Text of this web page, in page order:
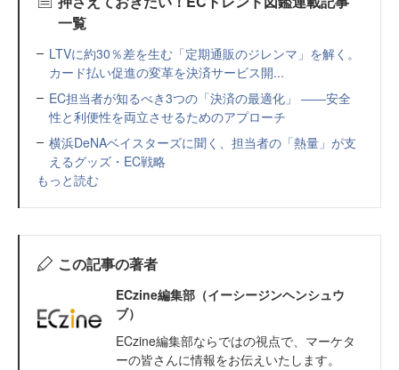
一覧
LTVに約30％差を生む「定期通販のジレンマ」を解く。
カード払い促進の変革を決済サービス開...
EC担当者が知るべき3つの「決済の最適化」 ――安全
性と利便性を両立させるためのアプローチ
横浜DeNAベイスターズに聞く、担当者の「熱量」が支
えるグッズ・EC戦略
もっと読む
この記事の著者
ECzine編集部（イーシージンヘンシュウ
ブ）
ECzine編集部ならではの視点で、マーケタ
ーの皆さんに情報をお伝えいたします。